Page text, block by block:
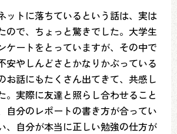
ットに落ちているという話は、実は
ので、ちょっと驚きでした。大学生
ケートをとっていますが、その中で
安やしんどさとかなりかぶっている
お話にもたくさん出てきて、共感し
。実際に友達と照らし合わせること
自分のレポートの書き方が合ってい
、自分が本当に正しい勉強の仕方が